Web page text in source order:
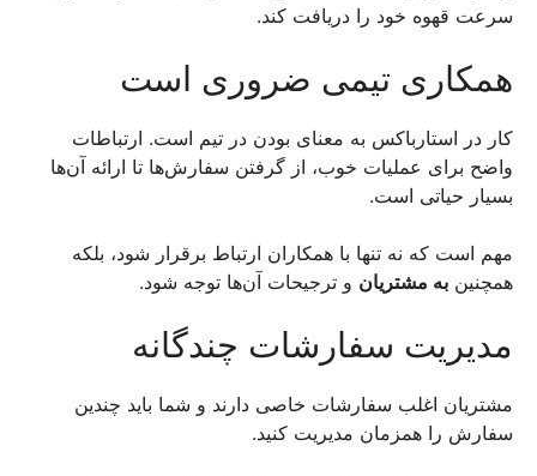
سرعت قهوه خود را دریافت کند.
همکاری تیمی ضروری است
کار در استارباکس به معنای بودن در تیم است. ارتباطات
واضح برای عملیات خوب، از گرفتن سفارش‌ها تا ارائه آن‌ها
بسیار حیاتی است.
مهم است که نه تنها با همکاران ارتباط برقرار شود، بلکه
همچنین به مشتریان و ترجیحات آن‌ها توجه شود.
مدیریت سفارشات چندگانه
مشتریان اغلب سفارشات خاصی دارند و شما باید چندین
سفارش را همزمان مدیریت کنید.